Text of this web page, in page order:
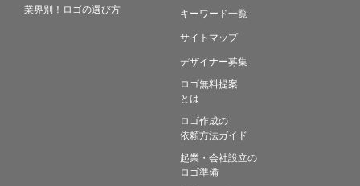
業界別！ロゴの選び方
キーワード一覧
サイトマップ
デザイナー募集
ロゴ無料提案
とは
ロゴ作成の
依頼方法ガイド
起業・会社設立の
ロゴ準備